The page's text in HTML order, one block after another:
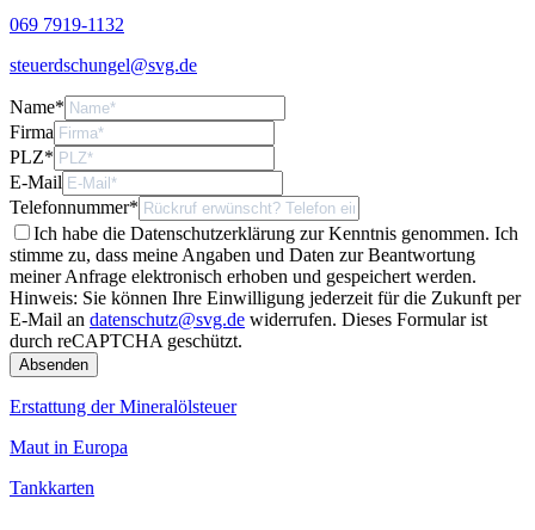
069 7919-1132
steuerdschungel@svg.de
Name*
Firma
PLZ*
E-Mail
Telefonnummer*
Ich habe die Datenschutzerklärung zur Kenntnis genommen. Ich
stimme zu, dass meine Angaben und Daten zur Beantwortung
meiner Anfrage elektronisch erhoben und gespeichert werden.
Hinweis: Sie können Ihre Einwilligung jederzeit für die Zukunft per
E-Mail an datenschutz@svg.de widerrufen. Dieses Formular ist
durch reCAPTCHA geschützt.
Erstattung der Mineralölsteuer
Maut in Europa
Tankkarten